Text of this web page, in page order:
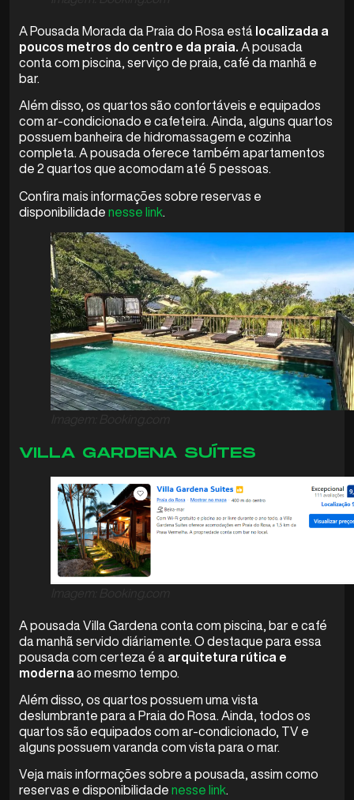
A Pousada Morada da Praia do Rosa está
localizada a
poucos metros do centro e da praia. A pousada
conta com piscina, serviço de praia, café da manhã e
bar.
Além disso, os quartos são confortáveis e equipados
com ar-condicionado e cafeteira. Ainda, alguns quartos
possuem banheira de hidromassagem e cozinha
completa. A pousada oferece também apartamentos
de 2 quartos que acomodam até 5 pessoas.
Confira mais informações sobre reservas e
disponibilidade nesse link
VILLA GARDENA SUÍTES
A pousada Villa Gardena conta com piscina, bar e café
da manhã servido diáriamente. O destaque para essa
pousada com certeza é a arquitetura rútica e
moderna ao mesmo tempo.
Além disso, os quartos possuem uma vista
deslumbrante para a Praia do Rosa. Ainda, todos os
quartos são equipados com ar-condicionado, TV e
alguns possuem varanda com vista para o mar.
Veja mais informações sobre a pousada, assim como
reservas e disponibilidade nesse link.